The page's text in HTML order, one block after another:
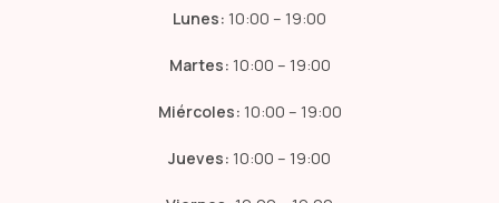
Lunes: 10:00 – 19:00
Martes: 10:00 – 19:00
Miércoles: 10:00 – 19:00
Jueves: 10:00 – 19:00